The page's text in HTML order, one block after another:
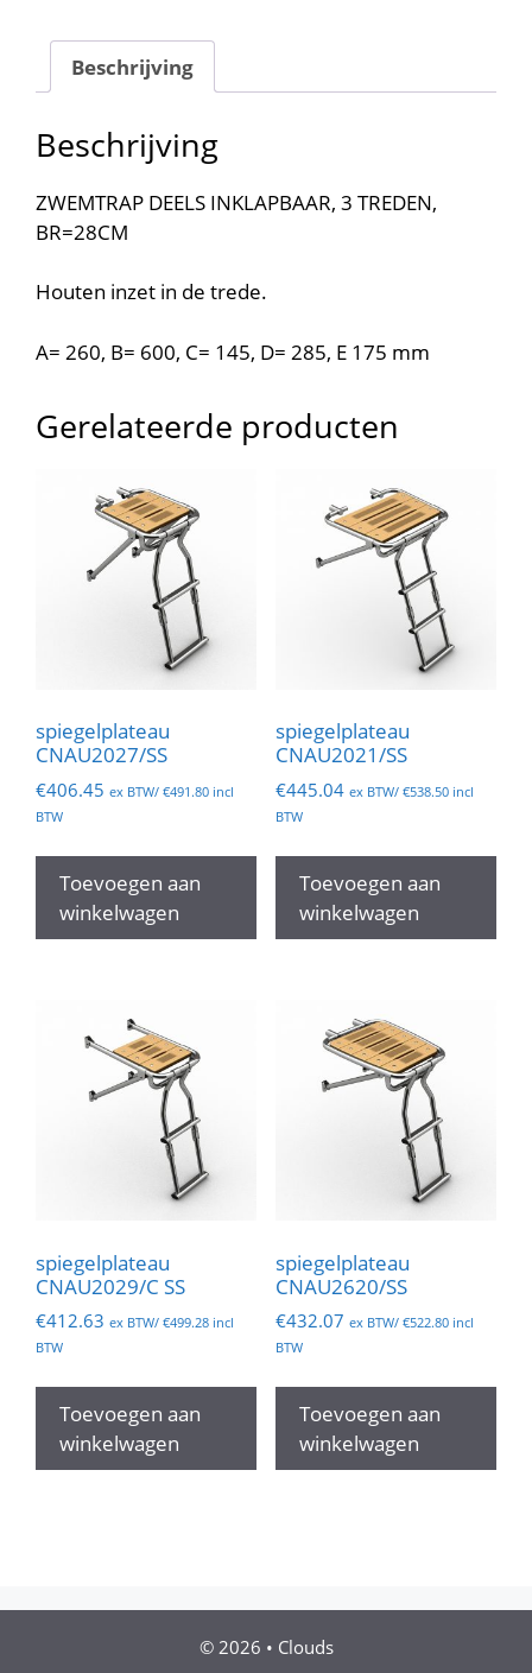
Beschrijving
Beschrijving
ZWEMTRAP DEELS INKLAPBAAR, 3 TREDEN,
BR=28CM
Houten inzet in de trede.
A= 260, B= 600, C= 145, D= 285, E 175 mm
Gerelateerde producten
spiegelplateau
CNAU2027/SS
€406.45 ex BTW/ €491.80 incl
BTW
Toevoegen aan
winkelwagen
spiegelplateau
CNAU2021/SS
€445.04 ex BTW/ €538.50incl
BTW
Toevoegen aan
winkelwagen
spiegelplateau
CNAU2029/C SS
€412.63 ex BTW/ €499.28 incl
BTW
Toevoegen aan
winkelwagen
spiegelplateau
CNAU2620/SS
€432.07 ex BTW/ €522.80incl
BTW
Toevoegen aan
winkelwagen
© 2026 • Clouds